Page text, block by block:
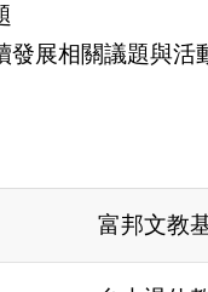
發展相關議題與活
富邦文教